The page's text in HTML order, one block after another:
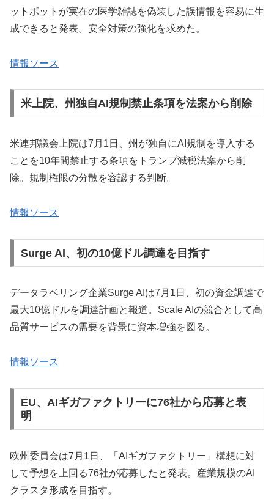
ットボットが実在の医学雑誌を偽装した誤情報を容易に生
成できると発表。安全対策の強化を求めた。
情報ソース
米上院、州独自AI規制禁止条項を法案から削除
米連邦議会上院は7月1日、州が独自にAI規制を導入する
ことを10年間禁止する条項をトランプ減税法案から削
除。規制権限の分散を容認する判断。
情報ソース
Surge AI、初の10億ドル調達を目指す
データラベリング企業Surge AIは7月1日、初の資金調達で
最大10億ドルを調達計画と報道。Scale AIの競合として高
品質サービスの需要を背景に資本増強を図る。
情報ソース
EU、AIギガファクトリーに76社から応募と表
明
欧州委員会は7月1日、「AIギガファクトリー」構想に対
して予想を上回る76社が応募したと発表。産業規模のAI
クラスタ形成を目指す。